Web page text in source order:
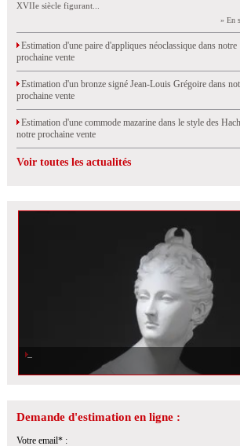
XVIIe siècle figurant...
» En
Estimation d'une paire d'appliques néoclassique dans notre
prochaine vente
Estimation d'un bronze signé Jean-Louis Grégoire dans
prochaine vente
Estimation d'une commode mazarine dans le style des
notre prochaine vente
Voir toutes les actualités
Demande d'estimation en ligne :
Votre email* :